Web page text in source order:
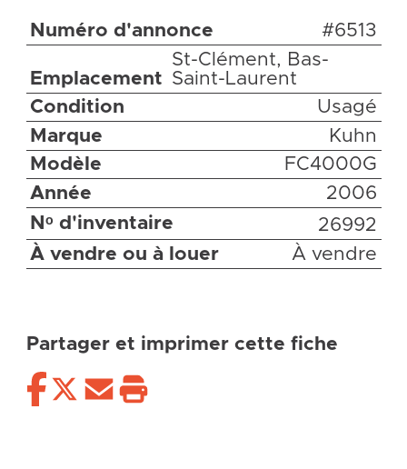
Numéro d'annonce #6513
Emplacement
St-Clément, Bas-
Saint-Laurent
Condition
Usagé
Marque
Kuhn
Modèle
FC4000G
Année
2006
Nᵒ d'inventaire
26992
À vendre ou à louer
À vendre
Partager et imprimer cette fiche